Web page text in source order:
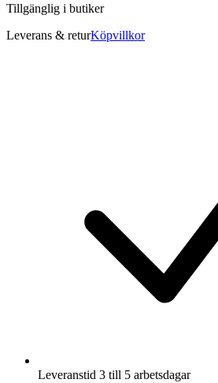
Tillgänglig i butiker
Leverans & returKöpvillkor
Leveranstid 3 till 5 arbetsdagar